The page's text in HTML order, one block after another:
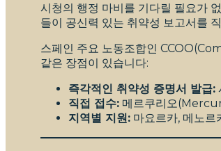
시청의 행정 마비를 기다릴 필요가
들이 공신력 있는 취약성 보고서를
스페인 주요 노동조합인
같은 장점이 있습니다:
즉각적인 취약성 증명서 발급:
직접 접수: 메르쿠리오
지역별 지원: 마요르카, 메노르